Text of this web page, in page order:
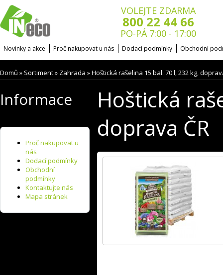
VOLEJTE ZDARMA
800 22 44 66
PO-PÁ 7:00 - 17:00
Novinky a akce Proč nakupovat u nás Dodací podmínky Obchodní
Domů » Sortiment» Zahrada »Hoštická rašelina 15 bal. 70 l, 232 kg,
Informace
Proč nakupovat u
nás
Dodací podmínky
Obchodní
podmínky
Kontaktujte nás
Mapa stránek
Hoštická
doprava ČR